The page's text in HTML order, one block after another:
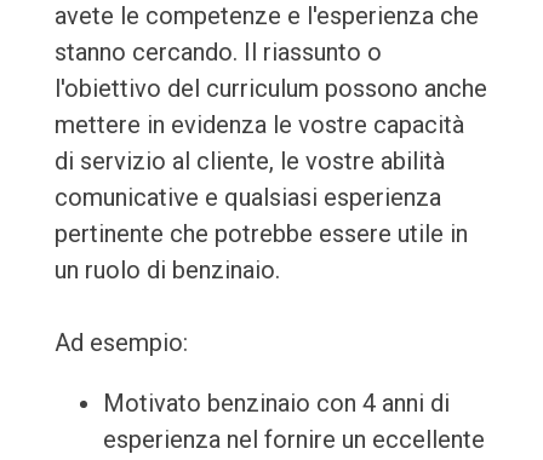
avete le competenze e l'esperienza che
stanno cercando. Il riassunto o
l'obiettivo del curriculum possono anche
mettere in evidenza le vostre capacità
di servizio al cliente, le vostre abilità
comunicative e qualsiasi esperienza
pertinente che potrebbe essere utile in
un ruolo di benzinaio.
Ad esempio:
Motivato benzinaio con 4 anni di
esperienza nel fornire un eccellente